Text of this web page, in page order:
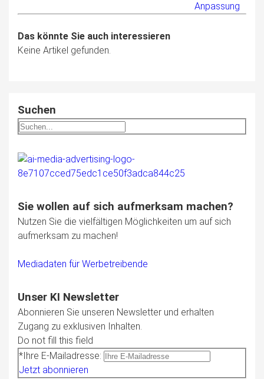
Anpassung
Das könnte Sie auch interessieren
Keine Artikel gefunden.
Suchen
Sie wollen auf sich aufmerksam machen?
Nutzen Sie die vielfältigen Möglichkeiten um auf sich
aufmerksam zu machen!
Mediadaten für Werbetreibende
Unser KI Newsletter
Abonnieren Sie unseren Newsletter und erhalten
Zugang zu exklusiven Inhalten.
Do not fill this field
*Ihre E-Mailadresse:
Jetzt abonnieren